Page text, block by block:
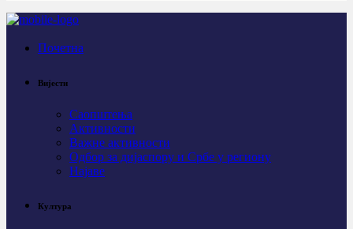
Почетна
Вијести
Саопштења
Активности
Важне активности
Одбор за дијаспору и Србе у региону
Најаве
Култура